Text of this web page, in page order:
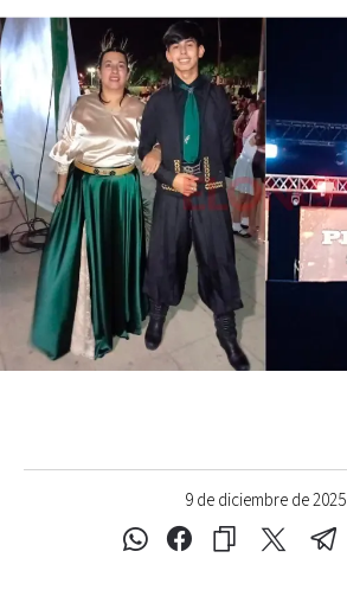
9 de diciembre de 2025